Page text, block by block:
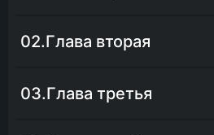
02.Глава вторая
03.Глава третья